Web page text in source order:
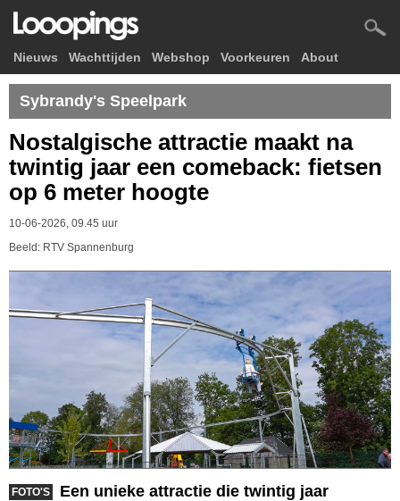
Nieuws Wachttijden Webshop Voorkeuren About
Sybrandy's Speelpark
Nostalgische attractie maakt na
twintig jaar een comeback: fietsen
op 6 meter hoogte
10-06-2026, 09.45 uur
Beeld: RTV Spannenburg
FOTO'S
Een unieke attractie die twintig jaar